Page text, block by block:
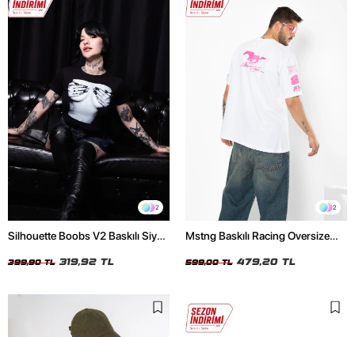
2
Silhouette Boobs V2 Baskılı Siyah
399,90 TL 319,92 TL
2
Mstng Baskılı Racing Oversize
599,00 TL 479,20 TL